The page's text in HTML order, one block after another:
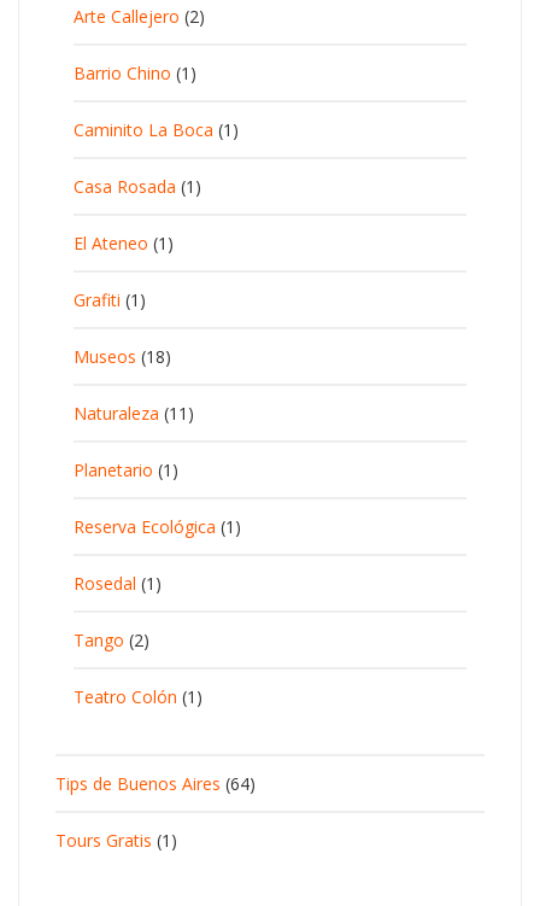
Arte Callejero (2)
Barrio Chino (1)
Caminito La Boca (1)
Casa Rosada (1)
El Ateneo (1)
Grafiti (1)
Museos (18)
Naturaleza (11)
Planetario (1)
Reserva Ecológica (1)
Rosedal (1)
Tango (2)
Teatro Colón (1)
Tips de Buenos Aires (64)
Tours Gratis (1)